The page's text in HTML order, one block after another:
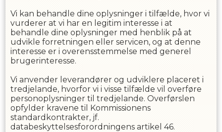
Vi kan behandle dine oplysninger i tilfælde, hvor vi
vurderer at vi har en legitim interesse i at
behandle dine oplysninger med henblik på at
udvikle forretningen eller servicen, og at denne
interesse er i overensstemmelse med generel
brugerinteresse.
Vi anvender leverandører og udviklere placeret i
tredjelande, hvorfor vi i visse tilfælde vil overføre
personoplysninger til tredjelande. Overførslen
opfylder kravene til Kommissionens
standardkontrakter, jf.
databeskyttelsesforordningens artikel 46.